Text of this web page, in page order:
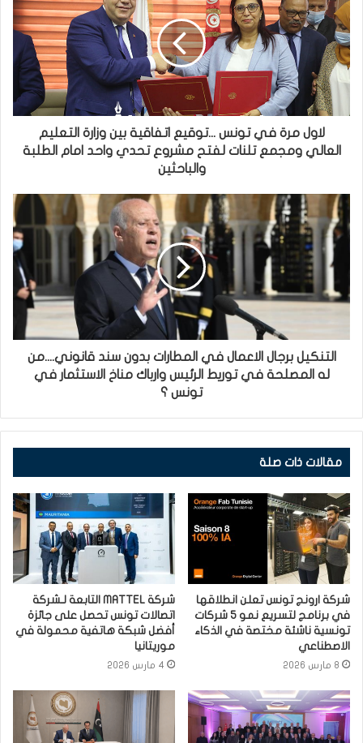
لاول مرة في تونس ...توقيع اتفاقية بين وزارة التعليم
العالي ومجمع تلنات لفتح مشروع تحدي واحد امام الطلبة
والباحثين
التنكيل برجال الاعمال في المطارات بدون سند قانوني....من
له المصلحة في توريط الرئيس وارباك مناخ الاستثمار في
تونس ؟
مقالات ذات صلة
شركة ارونج تونس تعلن انطلاقها
في برنامج لتسريع نمو 5 شركات
تونسية ناشئة مختصة في الذكاء
الاصطناعي
8 مارس 2026
شركة MATTEL التابعة لـشركة
اتصالات تونس تحصل على جائزة
أفضل شبكة هاتفية محمولة في
موريتانيا
4 مارس 2026